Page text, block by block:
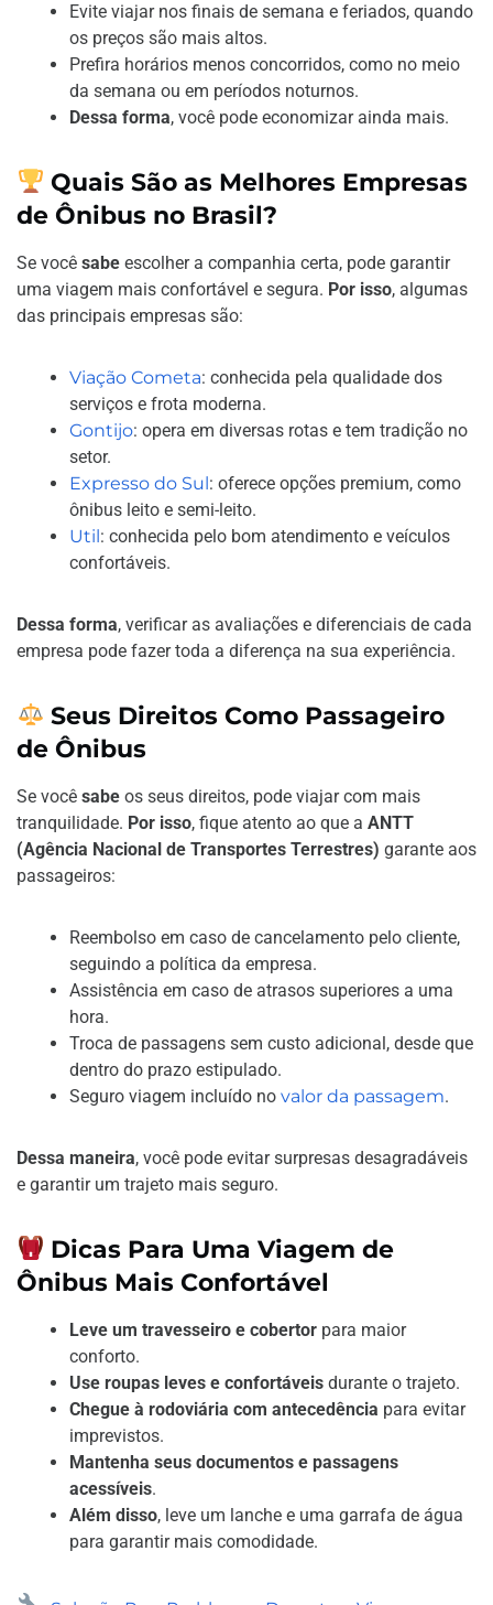
Evite viajar nos finais de semana e feriados, quando
os preços são mais altos.
Prefira horários menos concorridos, como no meio
da semana ou em períodos noturnos.
Dessa forma, você pode economizar ainda mais.
Quais São as Melhores Empresas
de Ônibus no Brasil?
Se você sabe escolher a companhia certa, pode garantir
uma viagem mais confortável e segura. Por isso, algumas
das principais empresas são:
Viação Cometa: conhecida pela qualidade dos
serviços e frota moderna.
Gontijo: opera em diversas rotas e tem tradição no
setor.
Expresso do Sul: oferece opções premium, como
ônibus leito e semi-leito.
Util: conhecida pelo bom atendimento e veículos
confortáveis.
Dessa forma, verificar as avaliações e diferenciais de cada
empresa pode fazer toda a diferença na sua experiência.
Seus Direitos Como Passageiro
de Ônibus
Se você sabe os seus direitos, pode viajar com mais
tranquilidade. Por isso, fique atento ao que a ANTT
(Agência Nacional de Transportes Terrestres) garante aos
passageiros:
Reembolso em caso de cancelamento pelo cliente,
seguindo a política da empresa.
Assistência em caso de atrasos superiores a uma
hora.
Troca de passagens sem custo adicional, desde que
dentro do prazo estipulado.
Seguro viagem incluído no valor da passagem.
Dessa maneira, você pode evitar surpresas desagradáveis
e garantir um trajeto mais seguro.
Dicas Para Uma Viagem de
Ônibus Mais Confortável
Leve um travesseiro e cobertor para maior
conforto.
Use roupas leves e confortáveis durante o trajeto.
Chegue à rodoviária com antecedência para evitar
imprevistos.
Mantenha seus documentos e passagens
acessíveis.
Além disso, leve um lanche e uma garrafa de água
para garantir mais comodidade.